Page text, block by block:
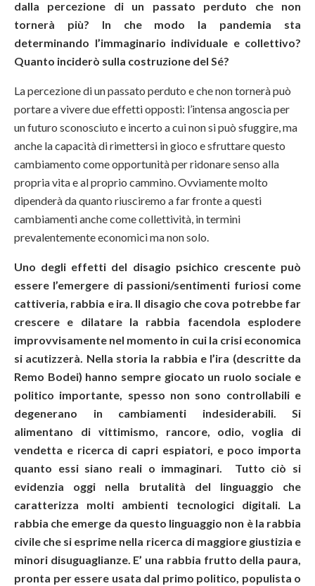
dalla percezione di un passato perduto che non
tornerà più? In che modo la pandemia sta
determinando l’immaginario individuale e collettivo?
Quanto inciderò sulla costruzione del Sé?
La percezione di un passato perduto e che non tornerà può
portare a vivere due effetti opposti: l’intensa angoscia per
un futuro sconosciuto e incerto a cui non si può sfuggire, ma
anche la capacità di rimettersi in gioco e sfruttare questo
cambiamento come opportunità per ridonare senso alla
propria vita e al proprio cammino. Ovviamente molto
dipenderà da quanto riusciremo a far fronte a questi
cambiamenti anche come collettività, in termini
prevalentemente economici ma non solo.
Uno degli effetti del disagio psichico crescente può
essere l’emergere di passioni/sentimenti furiosi come
cattiveria, rabbia e ira. Il disagio che cova potrebbe far
crescere e dilatare la rabbia facendola esplodere
improvvisamente nel momento in cui la crisi economica
si acutizzerà. Nella storia la rabbia e l’ira (descritte da
Remo Bodei) hanno sempre giocato un ruolo sociale e
politico importante, spesso non sono controllabili e
degenerano in cambiamenti indesiderabili. Si
alimentano di vittimismo, rancore, odio, voglia di
vendetta e ricerca di capri espiatori, e poco importa
quanto essi siano reali o immaginari. Tutto ciò si
evidenzia oggi nella brutalità del linguaggio che
caratterizza molti ambienti tecnologici digitali. La
rabbia che emerge da questo linguaggio non è la rabbia
civile che si esprime nella ricerca di maggiore giustizia e
minori disuguaglianze. E’ una rabbia frutto della paura,
pronta per essere usata dal primo politico, populista o